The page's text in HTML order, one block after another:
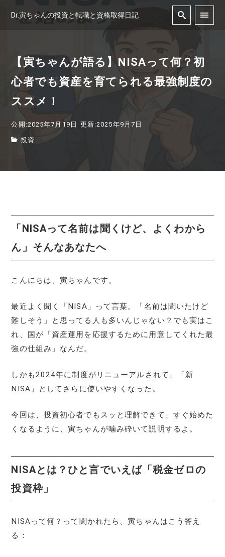
Dr.寅ちゃんの投資と転職と資格取得日記
【寅ちゃんが語る】NISAって何？初
心者でも資産を育てられる最強制度の
ススメ！
公開:2025年7月19日 更新:2025年9月7日
投資
「NISAって名前は聞くけど、よくわから
ん」そんなあなたへ
こんにちは、寅ちゃんです。
最近よく聞く「NISA」って言葉。「名前は聞いたけど
難しそう」と思ってる人も多いんじゃない？でも実はこ
れ、国が「資産運用を応援するために用意してくれた最
強の仕組み」なんだ。
しかも2024年に制度がリニューアルされて、「新
NISA」としてさらに使いやすくなった。
今回は、投資初心者でもスッと理解できて、すぐ始めた
くなるように、寅ちゃんが噛み砕いて説明するよ。
NISAとは？ひと言でいえば「税金ゼロの
投資枠」
NISAって何？って聞かれたら、寅ちゃんはこう答え
る：